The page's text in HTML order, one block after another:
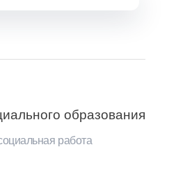
образования
работа